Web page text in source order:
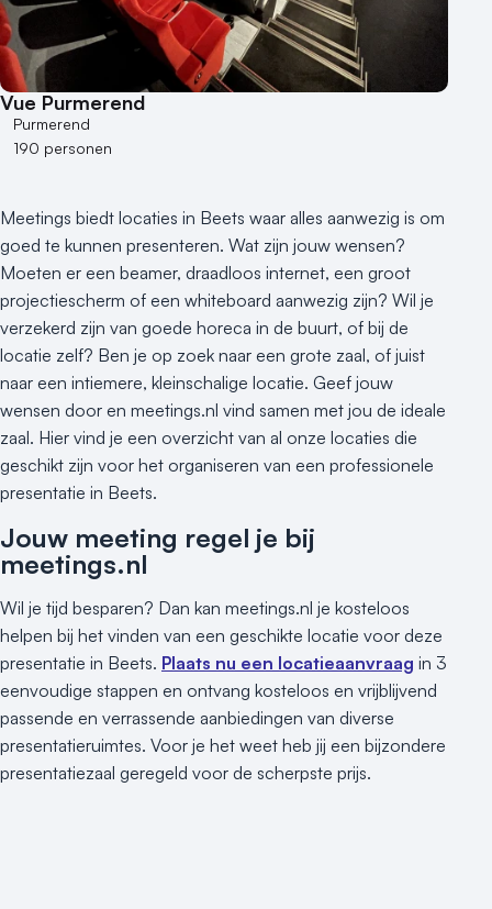
Vue Purmerend
Purmerend
190 personen
Meetings biedt locaties in Beets waar alles aanwezig is om
goed te kunnen presenteren. Wat zijn jouw wensen?
Moeten er een beamer, draadloos internet, een groot
projectiescherm of een whiteboard aanwezig zijn? Wil je
verzekerd zijn van goede horeca in de buurt, of bij de
locatie zelf? Ben je op zoek naar een grote zaal, of juist
naar een intiemere, kleinschalige locatie. Geef jouw
wensen door en meetings.nl vind samen met jou de ideale
zaal. Hier vind je een overzicht van al onze locaties die
geschikt zijn voor het organiseren van een professionele
presentatie in Beets.
Jouw meeting regel je bij
meetings.nl
Wil je tijd besparen? Dan kan meetings.nl je kosteloos
helpen bij het vinden van een geschikte locatie voor deze
presentatie in Beets. Plaats nu een locatieaanvraag in 3
eenvoudige stappen en ontvang kosteloos en vrijblijvend
passende en verrassende aanbiedingen van diverse
presentatieruimtes. Voor je het weet heb jij een bijzondere
presentatiezaal geregeld voor de scherpste prijs.